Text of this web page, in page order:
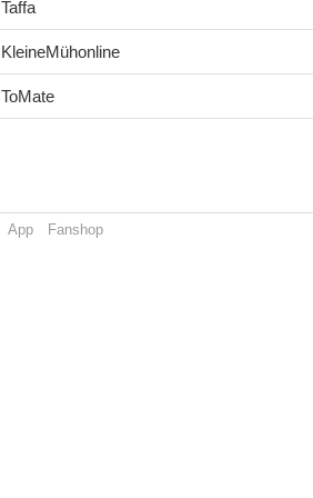
Taffa
KleineMühonline
ToMate
App Fanshop